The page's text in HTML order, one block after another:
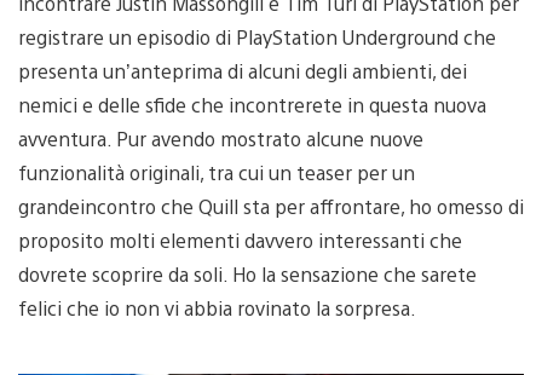
registrare un episodio di PlayStation Underground che
presenta un’anteprima di alcuni degli ambienti, dei
nemici e delle sfide che incontrerete in questa nuova
avventura. Pur avendo mostrato alcune nuove
funzionalità originali, tra cui un teaser per un
grandeincontro che Quill sta per affrontare, ho omesso di
proposito molti elementi davvero interessanti che
dovrete scoprire da soli. Ho la sensazione che sarete
felici che io non vi abbia rovinato la sorpresa.